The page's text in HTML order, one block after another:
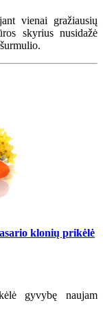
vienai gražiausių
skyrius nusidažė
klonių prikėlė
gyvybę naujam